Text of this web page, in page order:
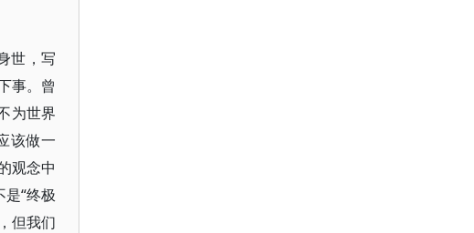
世，写
事。曾
为世界
该做一
观念中
是“终极
但我们